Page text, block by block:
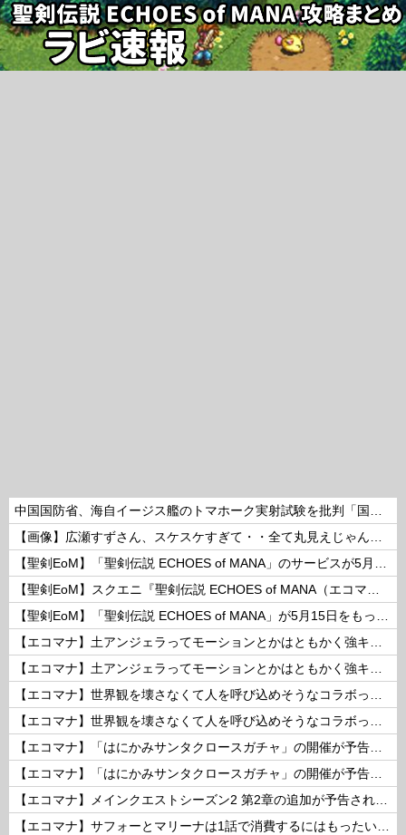
中国国防省、海自イージス艦のトマホーク実射試験を批判「国際社会は新型軍国主義を団結して阻止を」！
【画像】広瀬すずさん、スケスケすぎて・・全て丸見えじゃん！ 他
【聖剣EoM】「聖剣伝説 ECHOES of MANA」のサービスが5月15日15：00をもって終了に
【聖剣EoM】スクエニ『聖剣伝説 ECHOES of MANA（エコマナ）』が2023年5月15日をもって運営サービス終了を発表
【聖剣EoM】「聖剣伝説 ECHOES of MANA」が5月15日をもってサービス終了に
【エコマナ】土アンジェラってモーションとかはともかく強キャラなの？
【エコマナ】土アンジェラってモーションとかはともかく強キャラなの？
【エコマナ】世界観を壊さなくて人を呼び込めそうなコラボって何があるだろう？
【エコマナ】世界観を壊さなくて人を呼び込めそうなコラボって何があるだろう？
【エコマナ】「はにかみサンタクロースガチャ」の開催が予告されたぞ！
【エコマナ】「はにかみサンタクロースガチャ」の開催が予告されたぞ！
【エコマナ】メインクエストシーズン2 第2章の追加が予告されたぞ！
【エコマナ】サフォーとマリーナは1話で消費するにはもったいないコンビだった